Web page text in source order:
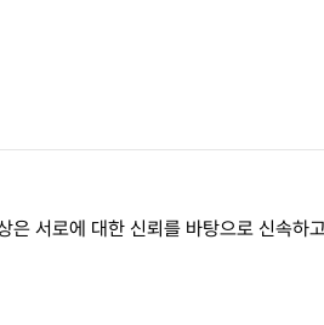
서로에 대한 신뢰를 바탕으로 신속하